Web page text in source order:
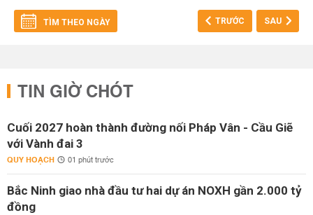
TÌM THEO NGÀY TRƯỚC SAU
TIN GIỜ CHÓT
Cuối 2027 hoàn thành đường nối Pháp Vân - Cầu Giẽ
với Vành đai 3
QUY HOẠCH 01 phút trước
Bắc Ninh giao nhà đầu tư hai dự án NOXH gần 2.000 tỷ
đồng